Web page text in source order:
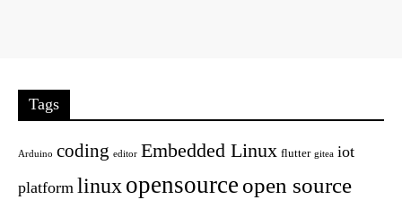
Tags
Arduino coding editor Embedded Linux flutter gitea iot
platform linux opensource open source